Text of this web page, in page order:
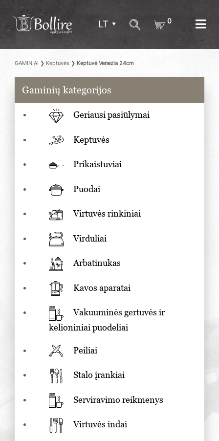
LT 0
GAMINIAI ❯ Keptuvės ❯ Keptuvė Venezia 24cm
Gaminių kategorijos
Geriausi pasiūlymai
Keptuvės
Prikaistuviai
Puodai
Virtuvės rinkiniai
Virduliai
Arbatinukas
Kavos aparatai
Vakuuminės gertuvės ir
kelioniniai puodeliai
Peiliai
Stalo įrankiai
Serviravimo reikmenys
Virtuvės indai